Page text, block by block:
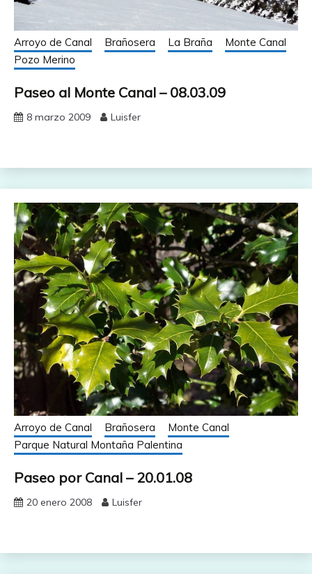
Arroyo de Canal Brañosera La Braña
Monte Canal
Pozo Merino
Paseo al Monte Canal – 08.03.09
8 marzo 2009 Luisfer
Arroyo de Canal Brañosera
Monte Canal
Parque Natural Montaña Palentina
Paseo por Canal – 20.01.08
20 enero 2008 Luisfer